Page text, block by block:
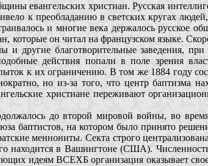
евангельских христиан. Русская
к преобладанию в светских кругах
и многие века держалось русское
которые он читал на французском языке.
и другие благотворительные заведения,
действия попали в поле зрения
к их ограничению. В том же 1884 году
но из-за того, что центр баптизма
христиане переживают
до второй мировой войны, во
баптистов, на котором было принято
меннониты. Секта строго
находится в Вашингтоне (США).
идеям ВСЕХБ организация оказывает